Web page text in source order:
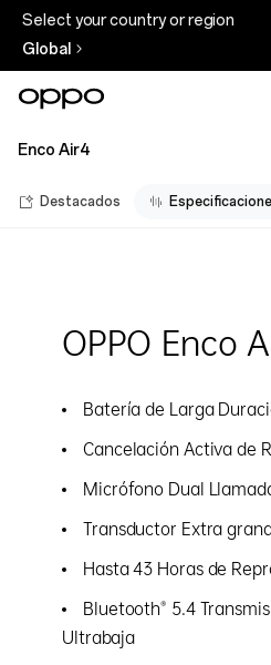
Select your country or region
Global
Enco Air4
Destacados
OPPO Enco
Batería de Larga
Cancelación Activa de
Micrófono Dual
Transductor Extra
Hasta 43 Horas de
Bluetooth® 5.4
Ultrabaja